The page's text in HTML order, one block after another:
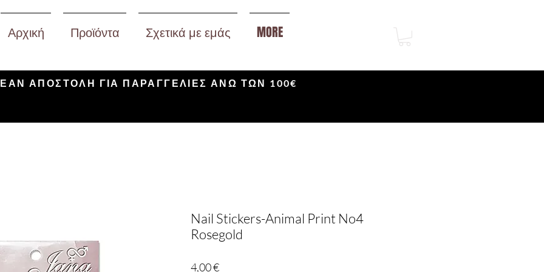
Αρχική Προϊόντα Σχετικά με εμάς MORE
ΑΠΟΣΤΟΛΗ ΓΙΑ ΠΑΡΑΓΓΕΛΙΕΣ ΑΝΩ ΤΩΝ 100€
Nail Stickers-Animal Print No4
Rosegold
4,00 €Τιμή